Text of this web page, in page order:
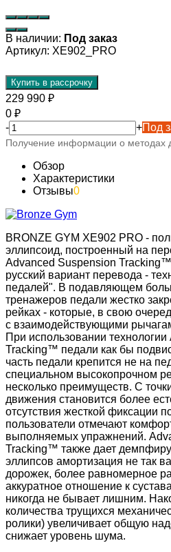
В наличии: Под заказ
Артикул: XE902_PRO
Купить в рассрочку
229 990 ₽
0 ₽
-
+Под
Получение информации о методах
Обзор
Характеристики
Отзывы0
BRONZE GYM XE902 PRO -
эллипсоид, построенный на
Advanced Suspension
русский вариант перевода -
педалей". В подавляющем
тренажеров педали жестко
рейках - которые, в свою
с взаимодействующими
При использовании
Tracking™ педали как бы
часть педали крепится не на
специальном высокопрочном
несколько преимуществ. С
движения становится более
отсутствия жесткой фиксации
пользователи отмечают
выполняемых упражнений.
Tracking™ также дает
эллипсов амортизация не так
дорожек, более равномерное
аккуратное отношение к
никогда не бывает лишним.
количества трущихся
ролики) увеличивает общую
снижает уровень шума.